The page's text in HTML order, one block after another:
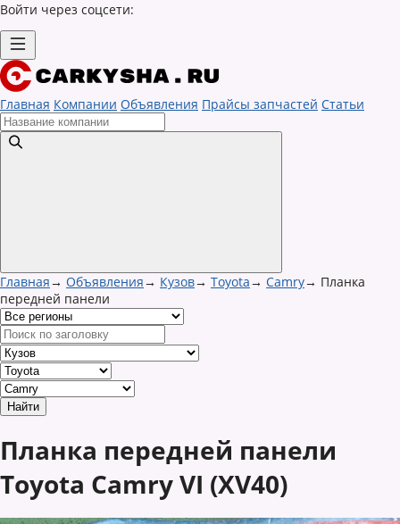
Войти через соцсети:
Главная Компании Объявления Прайсы запчастей Статьи
Главная→ Объявления→ Кузов→ Toyota→ Camry→ Планка
передней панели
Планка передней панели
Toyota Camry VI (XV40)